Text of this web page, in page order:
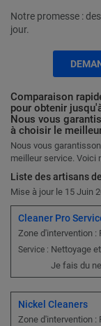
Notre promesse :
jour.
Comparaison
pour obtenir
Nous vous
à choisir le
Nous vous
meilleur service. Voici
Liste des artisans
Mise à jour le 15 Juin
Cleaner Pro
Zone d'intervention :
Service : Nettoyage
Je fais du
Nickel Cleaners
Zone d'intervention :